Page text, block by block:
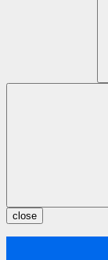
close